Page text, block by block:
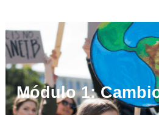
Módulo 1: